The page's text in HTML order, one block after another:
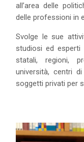
all’area delle
delle professioni in
Svolge le sue
studiosi ed esperti
statali, regioni,
università, centri
soggetti privati per